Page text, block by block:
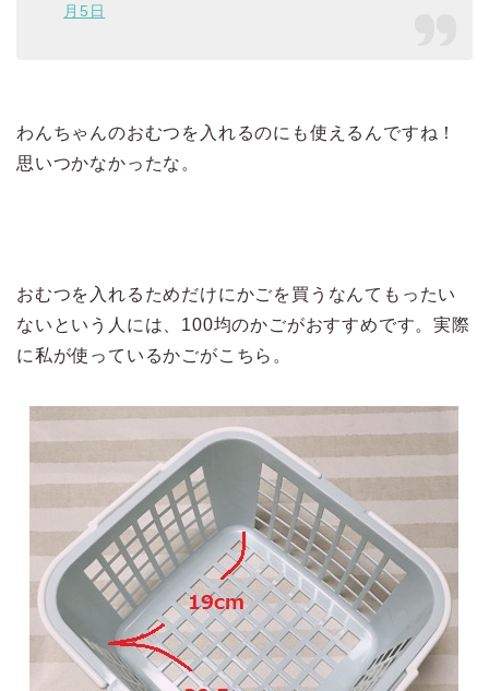
月5日
わんちゃんのおむつを入れるのにも使えるんですね！
思いつかなかったな。
おむつを入れるためだけにかごを買うなんてもったい
ないという人には、100均のかごがおすすめです。実際
に私が使っているかごがこちら。